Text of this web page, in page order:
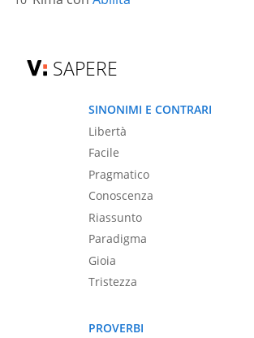
SAPERE
SINONIMI E CONTRARI
Libertà
Facile
Pragmatico
Conoscenza
Riassunto
Paradigma
Gioia
Tristezza
PROVERBI